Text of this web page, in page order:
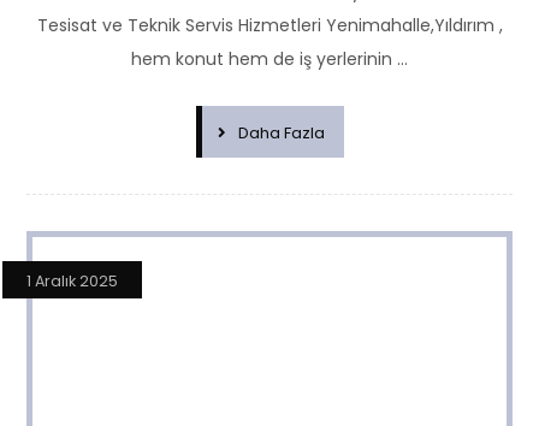
Tesisat ve Teknik Servis Hizmetleri Yenimahalle,Yıldırım ,
hem konut hem de iş yerlerinin ...
Daha Fazla
1 Aralık 2025